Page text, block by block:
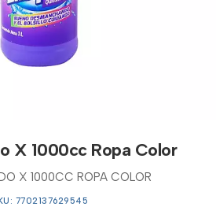
X 1000cc Ropa Color
X 1000CC ROPA COLOR
7702137629545